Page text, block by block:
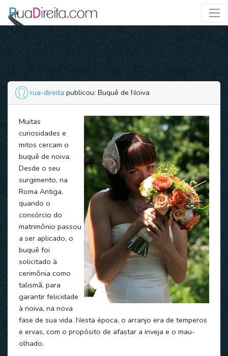
rua-direita publicou: Buquê de Noiva
Muitas
curiosidades e
mitos cercam o
buquê de noiva.
Desde o seu
surgimento, na
Roma Antiga,
quando o
consórcio do
matrimônio passou
a ser aplicado, o
buquê foi
solicitado à
cerimônia como
talismã, para
garantir felicidade
à noiva, na nova
fase de sua vida. Nesta época, o arranjo era de temperos
e ervas, com o propósito de afastar a inveja e o mau-
olhado.